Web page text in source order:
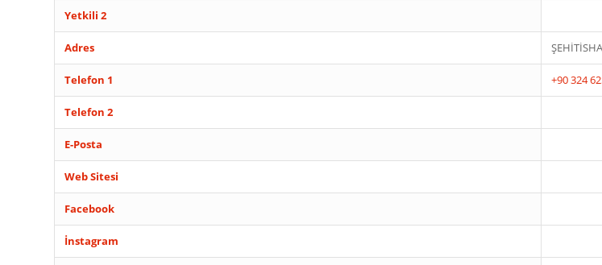
Yetkili 2
Adres
Telefon 1 +90 324
Telefon 2
E-Posta
Web Sitesi
Facebook
İnstagram